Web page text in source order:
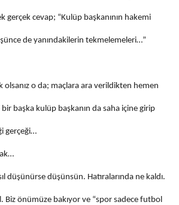
gerçek cevap; “Kulüp başkanının hakemi
de yanındakilerin tekmelemeleri…”
olsanız o da; maçlara ara verildikten hemen
bir başka kulüp başkanın da saha içine girip
gerçeği…
düşünürse düşünsün. Hatıralarında ne kaldı.
Biz önümüze bakıyor ve “spor sadece futbol